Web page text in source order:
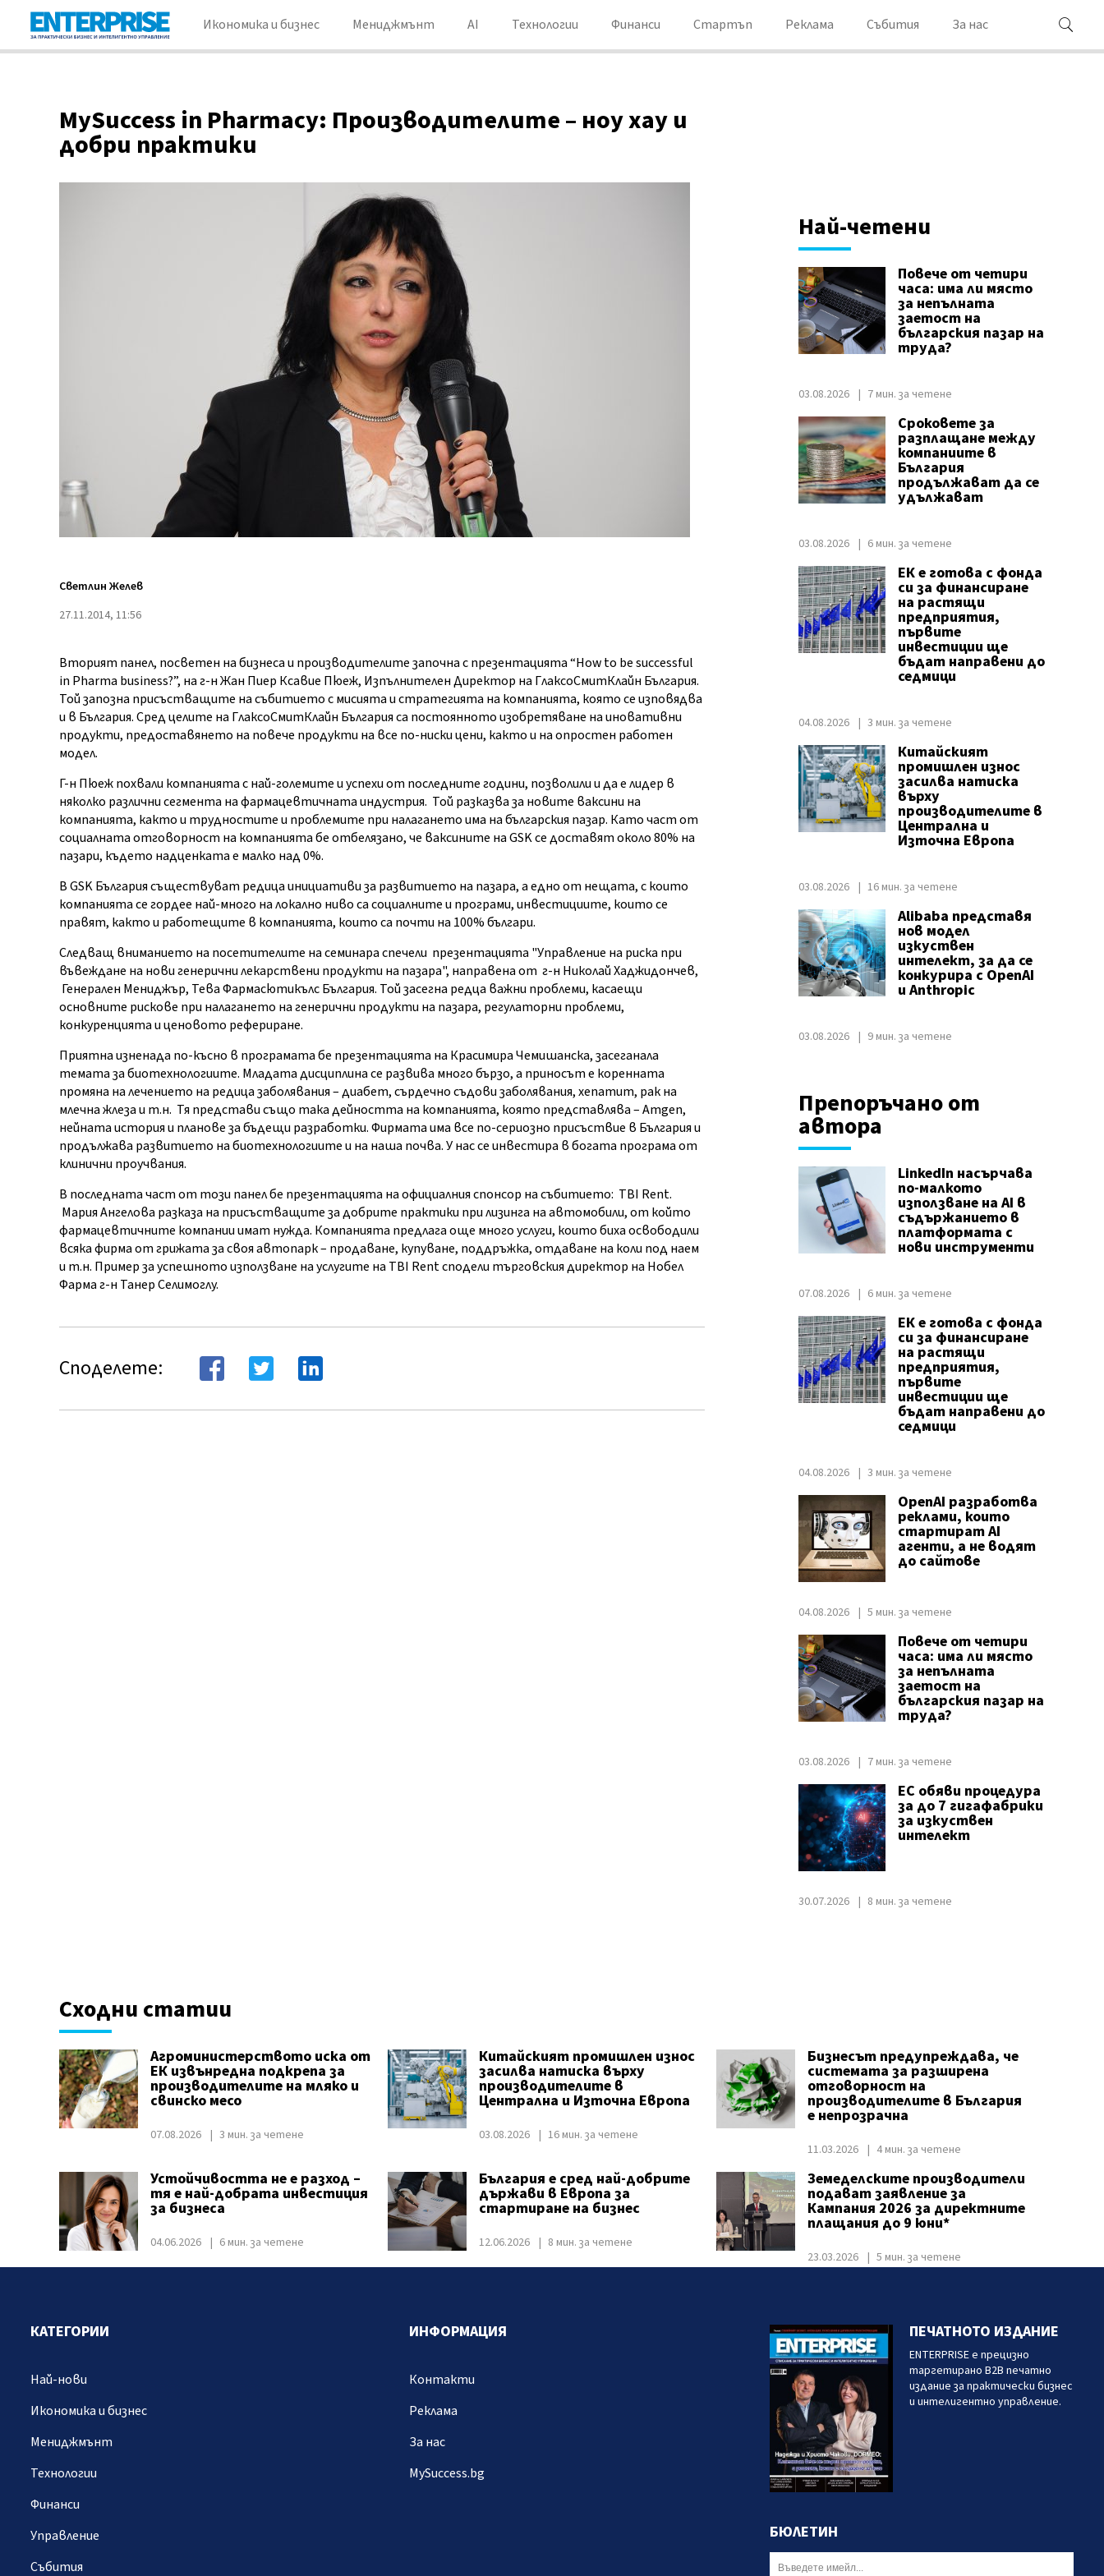
Икономика и бизнес Мениджмънт AI Технологии Финанси Стартъп Реклама Събития За нас
МySuccess in Pharmacy: Производителите – ноу хау и
добри практики
Светлин Желев
27.11.2014, 11:56
Вторият панел, посветен на бизнеса и производителите започна с презентацията “How to be successful
in Pharma business?”, на г-н Жан Пиер Ксавие Пюеж, Изпълнителен Директор на ГлаксоСмитКлайн България.
Той запозна присъстващите на събитието с мисията и стратегията на компанията, която се изповядва
и в България. Сред целите на ГлаксоСмитКлайн България са постоянното изобретяване на иновативни
продукти, предоставянето на повече продукти на все по-ниски цени, както и на опростен работен
модел.
Г-н Пюеж похвали компанията с най-големите и успехи от последните години, позволили и да е лидер в
няколко различни сегмента на фармацевтичната индустрия. Той разказва за новите ваксини на
компанията, както и трудностите и проблемите при налагането има на българския пазар. Като част от
социалната отговорност на компанията бе отбелязано, че ваксините на GSK се доставят около 80% на
пазари, където надценката е малко над 0%.
В GSK България съществуват редица инициативи за развитието на пазара, а едно от нещата, с които
компанията се гордее най-много на локално ниво са социалните и програми, инвестициите, които се
правят, както и работещите в компанията, които са почти на 100% българи.
Следващ вниманието на посетителите на семинара спечели презентацията "Управление на риска при
въвеждане на нови генерични лекарствени продукти на пазара", направена от г-н Николай Хаджидончев,
Генерален Мениджър, Тева Фармасютикълс България. Той засегна редца важни проблеми, касаещи
основните рискове при налагането на генерични продукти на пазара, регулаторни проблеми,
конкуренцията и ценовото рефериране.
Приятна изненада по-късно в програмата бе презентацията на Красимира Чемишанска, засеганала
темата за биотехнологиите. Младата дисциплина се развива много бързо, а приносът е коренната
промяна на лечението на редица заболявания – диабет, сърдечно съдови заболявания, хепатит, рак на
млечна жлеза и т.н. Тя представи също така дейността на компанията, която представлява – Amgen,
нейната история и планове за бъдещи разработки. Фирмата има все по-сериозно присъствие в България и
продължава развитието на биотехнологиите и на наша почва. У нас се инвестира в богата програма от
клинични проучвания.
В последната част от този панел бе презентацията на официалния спонсор на събитието: TBI Rent.
Мария Ангелова разказа на присъстващите за добрите практики при лизинга на автомобили, от който
фармацевтичните компании имат нужда. Компанията предлага още много услуги, които биха освободили
всяка фирма от грижата за своя автопарк – продаване, купуване, поддръжка, отдаване на коли под наем
и т.н. Пример за успешното използване на услугите на TBI Rent сподели търговския директор на Нобел
Фарма г-н Танер Селимоглу.
Споделете:
Най-четени
Повече от четири
часа: има ли място
за непълната
заетост на
българския пазар на
труда?
03.08.2026 7 мин. за четене
Сроковете за
разплащане между
компаниите в
България
продължават да се
удължават
03.08.2026 6 мин. за четене
ЕК е готова с фонда
си за финансиране
на растящи
предприятия,
първите
инвестиции ще
бъдат направени до
седмици
04.08.2026 3 мин. за четене
Китайският
промишлен износ
засилва натиска
върху
производителите в
Централна и
Източна Европа
03.08.2026 16 мин. за четене
Alibaba представя
нов модел
изкуствен
интелект, за да се
конкурира с OpenAI
и Anthropic
03.08.2026 9 мин. за четене
Препоръчано от
автора
LinkedIn насърчава
по-малкото
използване на AI в
съдържанието в
платформата с
нови инструменти
07.08.2026 6 мин. за четене
ЕК е готова с фонда
си за финансиране
на растящи
предприятия,
първите
инвестиции ще
бъдат направени до
седмици
04.08.2026 3 мин. за четене
OpenAI разработва
реклами, които
стартират AI
агенти, а не водят
до сайтове
04.08.2026 5 мин. за четене
Повече от четири
часа: има ли място
за непълната
заетост на
българския пазар на
труда?
03.08.2026 7 мин. за четене
ЕС обяви процедура
за до 7 гигафабрики
за изкуствен
интелект
30.07.2026 8 мин. за четене
Сходни статии
Агроминистерството иска от
ЕК извънредна подкрепа за
производителите на мляко и
свинско месо
07.08.2026 3 мин. за четене
Китайският промишлен износ
засилва натиска върху
производителите в
Централна и Източна Европа
03.08.2026 16 мин. за четене
Бизнесът предупреждава, че
системата за разширена
отговорност на
производителите в България
е непрозрачна
11.03.2026 4 мин. за четене
Устойчивостта не е разход –
тя е най-добрата инвестиция
за бизнеса
04.06.2026 6 мин. за четене
България е сред най-добрите
държави в Европа за
стартиране на бизнес
12.06.2026 8 мин. за четене
Земеделските производители
подават заявление за
Кампания 2026 за директните
плащания до 9 юни*
23.03.2026 5 мин. за четене
КАТЕГОРИИ
Най-нови
Икономика и бизнес
Мениджмънт
Технологии
Финанси
Управление
Събития
ИНФОРМАЦИЯ
Контакти
Реклама
За нас
MySuccess.bg
ПЕЧАТНОТО ИЗДАНИЕ
ENTERPRISE е прецизно
таргетирано B2B печатно
издание за практически бизнес
и интелигентно управление.
БЮЛЕТИН